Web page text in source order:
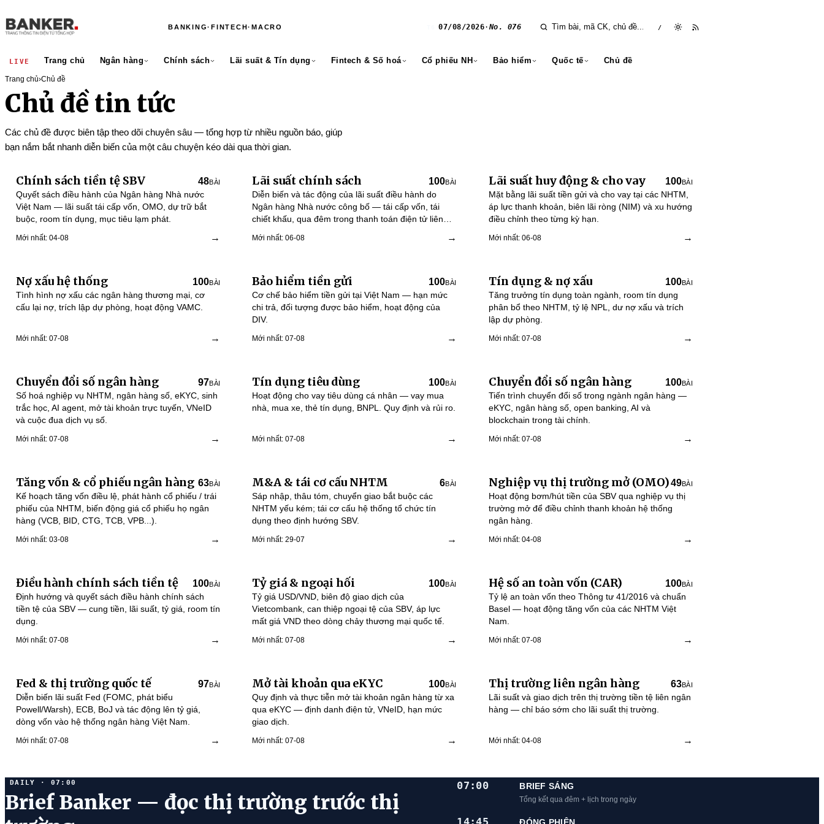
BANKING·FINTECH·MACRO 07/08/2026· No. 076 /
LIVE Trang chủ Ngân hàng Chính sách Lãi suất & Tín dụng Fintech & Số hoá Cổ phiếu NH Bảo hiểm Quốc tế Chủ đề
Trang chủ›Chủ đề
Chủ đề tin tức
Các chủ đề được biên tập theo dõi chuyên sâu — tổng hợp từ nhiều nguồn báo, giúp
bạn nắm bắt nhanh diễn biến của một câu chuyện kéo dài qua thời gian.
Chính sách tiền tệ SBV 48BÀI
Quyết sách điều hành của Ngân hàng Nhà nước
Việt Nam — lãi suất tái cấp vốn, OMO, dự trữ bắt
buộc, room tín dụng, mục tiêu lạm phát.
Mới nhất: 04-08 →
Lãi suất chính sách 100BÀI
Diễn biến và tác động của lãi suất điều hành do
Ngân hàng Nhà nước công bố — tái cấp vốn, tái
chiết khấu, qua đêm trong thanh toán điện tử liên
ngân hàng.
Mới nhất: 06-08 →
Lãi suất huy động & cho vay 100BÀI
Mặt bằng lãi suất tiền gửi và cho vay tại các NHTM,
áp lực thanh khoản, biên lãi ròng (NIM) và xu hướng
điều chỉnh theo từng kỳ hạn.
Mới nhất: 06-08 →
Nợ xấu hệ thống 100BÀI
Tình hình nợ xấu các ngân hàng thương mại, cơ
cấu lại nợ, trích lập dự phòng, hoạt động VAMC.
Mới nhất: 07-08 →
Bảo hiểm tiền gửi 100BÀI
Cơ chế bảo hiểm tiền gửi tại Việt Nam — hạn mức
chi trả, đối tượng được bảo hiểm, hoạt động của
DIV.
Mới nhất: 07-08 →
Tín dụng & nợ xấu 100BÀI
Tăng trưởng tín dụng toàn ngành, room tín dụng
phân bổ theo NHTM, tỷ lệ NPL, dư nợ xấu và trích
lập dự phòng.
Mới nhất: 07-08 →
Chuyển đổi số ngân hàng 97BÀI
Số hoá nghiệp vụ NHTM, ngân hàng số, eKYC, sinh
trắc học, AI agent, mở tài khoản trực tuyến, VNeID
và cuộc đua dịch vụ số.
Mới nhất: 07-08 →
Tín dụng tiêu dùng 100BÀI
Hoạt động cho vay tiêu dùng cá nhân — vay mua
nhà, mua xe, thẻ tín dụng, BNPL. Quy định và rủi ro.
Mới nhất: 07-08 →
Chuyển đổi số ngân hàng 100BÀI
Tiến trình chuyển đổi số trong ngành ngân hàng —
eKYC, ngân hàng số, open banking, AI và
blockchain trong tài chính.
Mới nhất: 07-08 →
Tăng vốn & cổ phiếu ngân hàng 63BÀI
Kế hoạch tăng vốn điều lệ, phát hành cổ phiếu / trái
phiếu của NHTM, biến động giá cổ phiếu họ ngân
hàng (VCB, BID, CTG, TCB, VPB...).
Mới nhất: 03-08 →
M&A & tái cơ cấu NHTM 6BÀI
Sáp nhập, thâu tóm, chuyển giao bắt buộc các
NHTM yếu kém; tái cơ cấu hệ thống tổ chức tín
dụng theo định hướng SBV.
Mới nhất: 29-07 →
Nghiệp vụ thị trường mở (OMO)49BÀI
Hoạt động bơm/hút tiền của SBV qua nghiệp vụ thị
trường mở để điều chỉnh thanh khoản hệ thống
ngân hàng.
Mới nhất: 04-08 →
Điều hành chính sách tiền tệ 100BÀI
Định hướng và quyết sách điều hành chính sách
tiền tệ của SBV — cung tiền, lãi suất, tỷ giá, room tín
dụng.
Mới nhất: 07-08 →
Tỷ giá & ngoại hối 100BÀI
Tỷ giá USD/VND, biên độ giao dịch của
Vietcombank, can thiệp ngoại tệ của SBV, áp lực
mất giá VND theo dòng chảy thương mại quốc tế.
Mới nhất: 07-08 →
Hệ số an toàn vốn (CAR) 100BÀI
Tỷ lệ an toàn vốn theo Thông tư 41/2016 và chuẩn
Basel — hoạt động tăng vốn của các NHTM Việt
Nam.
Mới nhất: 07-08 →
Fed & thị trường quốc tế 97BÀI
Diễn biến lãi suất Fed (FOMC, phát biểu
Powell/Warsh), ECB, BoJ và tác động lên tỷ giá,
dòng vốn vào hệ thống ngân hàng Việt Nam.
Mới nhất: 07-08 →
Mở tài khoản qua eKYC 100BÀI
Quy định và thực tiễn mở tài khoản ngân hàng từ xa
qua eKYC — định danh điện tử, VNeID, hạn mức
giao dịch.
Mới nhất: 07-08 →
Thị trường liên ngân hàng 63BÀI
Lãi suất và giao dịch trên thị trường tiền tệ liên ngân
hàng — chỉ báo sớm cho lãi suất thị trường.
Mới nhất: 04-08 →
DAILY · 07:00
Brief Banker — đọc thị trường trước thị
07:00 BRIEF SÁNG
Tổng kết qua đêm + lịch trong ngày
14:45